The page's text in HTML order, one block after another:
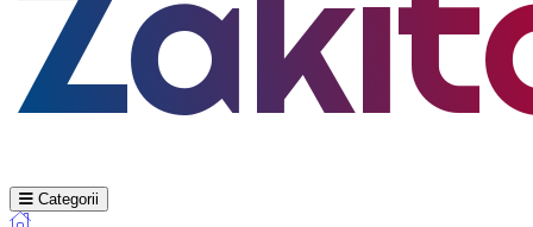
Categorii